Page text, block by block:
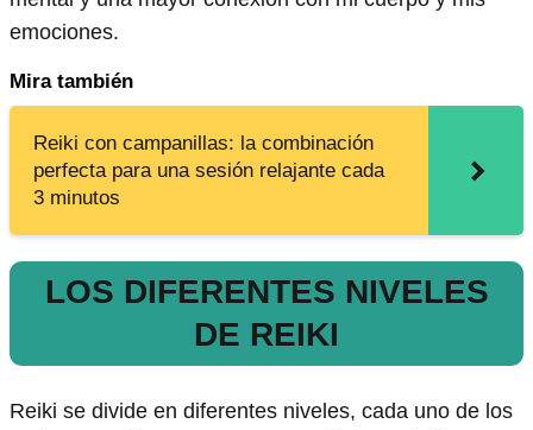
emociones.
Mira también
Reiki con campanillas: la combinación
perfecta para una sesión relajante cada
3 minutos
LOS DIFERENTES NIVELES
DE REIKI
Reiki se divide en diferentes niveles, cada uno de los